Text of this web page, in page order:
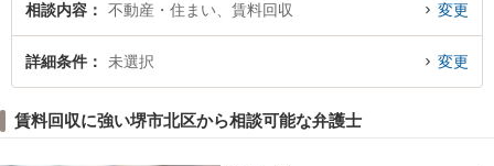
護士を検索したい』『初回相談無料で賃料回収を法律相談できる堺市北区内の
弁護士に相談予約したい』などでお困りの相談者さんにおすすめです。
相談内容 不動産・住まい、賃料回収 変更
詳細条件 未選択 変更
賃料回収に強い堺市北区から相談可能な弁護士